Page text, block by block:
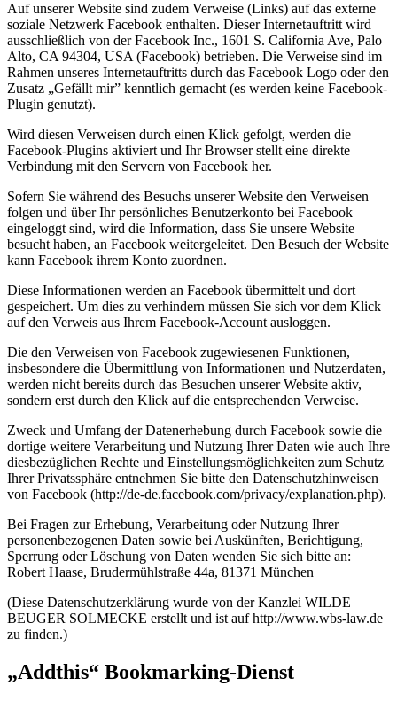
Auf unserer Website sind zudem Verweise (Links) auf das externe
soziale Netzwerk Facebook enthalten. Dieser Internetauftritt wird
ausschließlich von der Facebook Inc., 1601 S. California Ave, Palo
Alto, CA 94304, USA (Facebook) betrieben. Die Verweise sind im
Rahmen unseres Internetauftritts durch das Facebook Logo oder den
Zusatz „Gefällt mir” kenntlich gemacht (es werden keine Facebook-
Plugin genutzt).
Wird diesen Verweisen durch einen Klick gefolgt, werden die
Facebook-Plugins aktiviert und Ihr Browser stellt eine direkte
Verbindung mit den Servern von Facebook her.
Sofern Sie während des Besuchs unserer Website den Verweisen
folgen und über Ihr persönliches Benutzerkonto bei Facebook
eingeloggt sind, wird die Information, dass Sie unsere Website
besucht haben, an Facebook weitergeleitet. Den Besuch der Website
kann Facebook ihrem Konto zuordnen.
Diese Informationen werden an Facebook übermittelt und dort
gespeichert. Um dies zu verhindern müssen Sie sich vor dem Klick
auf den Verweis aus Ihrem Facebook-Account ausloggen.
Die den Verweisen von Facebook zugewiesenen Funktionen,
insbesondere die Übermittlung von Informationen und Nutzerdaten,
werden nicht bereits durch das Besuchen unserer Website aktiv,
sondern erst durch den Klick auf die entsprechenden Verweise.
Zweck und Umfang der Datenerhebung durch Facebook sowie die
dortige weitere Verarbeitung und Nutzung Ihrer Daten wie auch Ihre
diesbezüglichen Rechte und Einstellungsmöglichkeiten zum Schutz
Ihrer Privatssphäre entnehmen Sie bitte den Datenschutzhinweisen
von Facebook (http://de-de.facebook.com/privacy/explanation.php).
Bei Fragen zur Erhebung, Verarbeitung oder Nutzung Ihrer
personenbezogenen Daten sowie bei Auskünften, Berichtigung,
Sperrung oder Löschung von Daten wenden Sie sich bitte an:
Robert Haase, Brudermühlstraße 44a, 81371 München
(Diese Datenschutzerklärung wurde von der Kanzlei WILDE
BEUGER SOLMECKE erstellt und ist auf http://www.wbs-law.de
zu finden.)
„Addthis“ Bookmarking-Dienst